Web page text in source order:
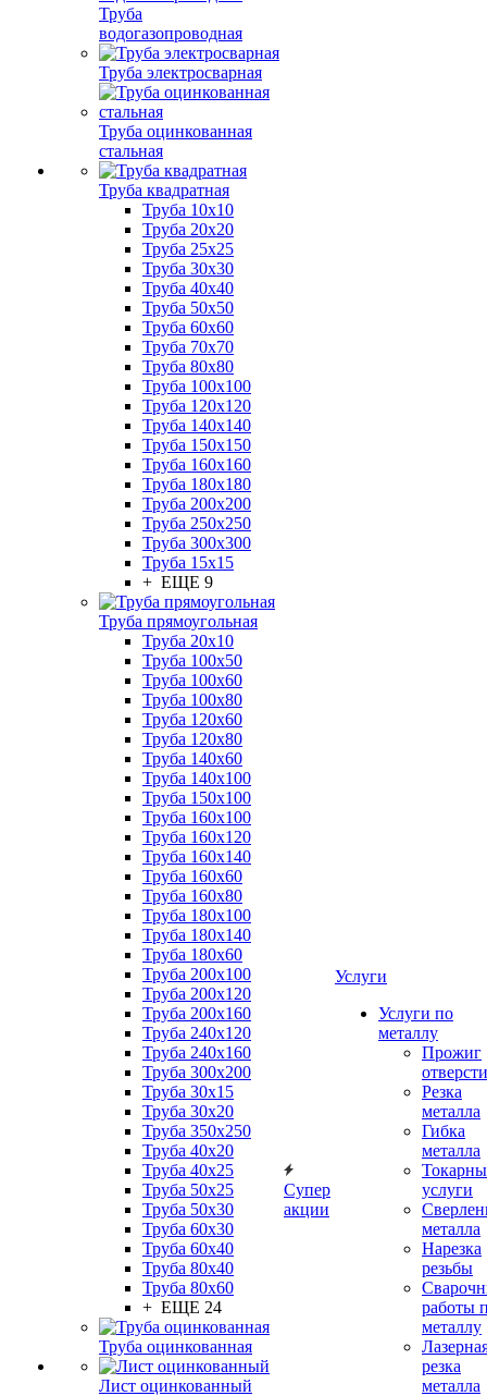
Труба
водогазопроводная
Труба электросварная
Труба оцинкованная
стальная
Труба квадратная
Труба 10x10
Труба 20x20
Труба 25x25
Труба 30x30
Труба 40x40
Труба 50x50
Труба 60x60
Труба 70x70
Труба 80x80
Труба 100x100
Труба 120x120
Труба 140x140
Труба 150x150
Труба 160x160
Труба 180x180
Труба 200x200
Труба 250x250
Труба 300x300
Труба 15x15
+ ЕЩЕ 9
Труба прямоугольная
Труба 20x10
Труба 100x50
Труба 100x60
Труба 100x80
Труба 120x60
Труба 120x80
Труба 140x60
Труба 140x100
Труба 150x100
Труба 160x100
Труба 160x120
Труба 160x140
Труба 160x60
Труба 160x80
Труба 180x100
Труба 180x140
Труба 180x60
Труба 200x100
Труба 200x120
Труба 200x160
Труба 240x120
Труба 240x160
Труба 300x200
Труба 30x15
Труба 30x20
Труба 350x250
Труба 40x20
Труба 40x25
Труба 50x25
Труба 50x30
Труба 60x30
Труба 60x40
Труба 80x40
Труба 80x60
+ ЕЩЕ 24
Труба оцинкованная
Лист оцинкованный
Супер
акции
Услуги
Услуги по
металлу
Прожиг
Резка
металла
Гибка
металла
услуги
металла
Нарезка
резьбы
работы
металлу
резка
металла